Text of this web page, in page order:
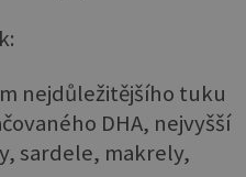
nejdůležitějšího tuku
DHA, nejvyšší
sardele, makrely,